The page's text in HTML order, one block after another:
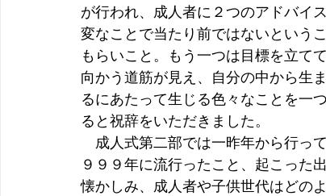
が行われ、成人者に２つのアドバイ
変なことで当たり前ではないという
もらいこと。もう一つは目標を立て
向かう道筋が見え、自分の中から生
るにあたって生じる色々なことを一
ると祝辞をいただきました。
成人式第二部では一昨年から行っ
９９９年に流行ったこと、起こった
懐かしみ、成人者や子供世代はどの